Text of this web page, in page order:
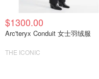
$1300.00
Arc'teryx Conduit 女士羽绒服
THE ICONIC